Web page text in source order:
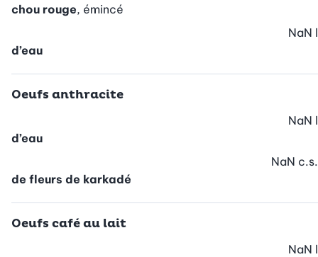
chou rouge, émincé
d’eau
NaN l
Oeufs anthracite
d’eau
NaN l
de fleurs de karkadé
NaN c.s.
Oeufs café au lait
NaN l